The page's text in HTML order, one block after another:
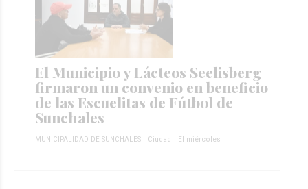
El Municipio y Lácteos Seelisberg
firmaron un convenio en beneficio
de las Escuelitas de Fútbol de
Sunchales
MUNICIPALIDAD DE SUNCHALES Ciudad El miércoles